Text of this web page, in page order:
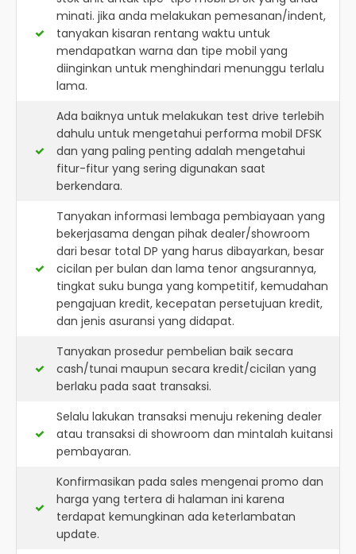
minati. jika anda melakukan pemesanan/indent,
tanyakan kisaran rentang waktu untuk
mendapatkan warna dan tipe mobil yang
diinginkan untuk menghindari menunggu terlalu
lama.
Ada baiknya untuk melakukan test drive terlebih
dahulu untuk mengetahui performa mobil DFSK
dan yang paling penting adalah mengetahui
fitur-fitur yang sering digunakan saat
berkendara.
Tanyakan informasi lembaga pembiayaan yang
bekerjasama dengan pihak dealer/showroom
dari besar total DP yang harus dibayarkan, besar
cicilan per bulan dan lama tenor angsurannya,
tingkat suku bunga yang kompetitif, kemudahan
pengajuan kredit, kecepatan persetujuan kredit,
dan jenis asuransi yang didapat.
Tanyakan prosedur pembelian baik secara
cash/tunai maupun secara kredit/cicilan yang
berlaku pada saat transaksi.
Selalu lakukan transaksi menuju rekening dealer
atau transaksi di showroom dan mintalah kuitansi
pembayaran.
Konfirmasikan pada sales mengenai promo dan
harga yang tertera di halaman ini karena
terdapat kemungkinan ada keterlambatan
update.